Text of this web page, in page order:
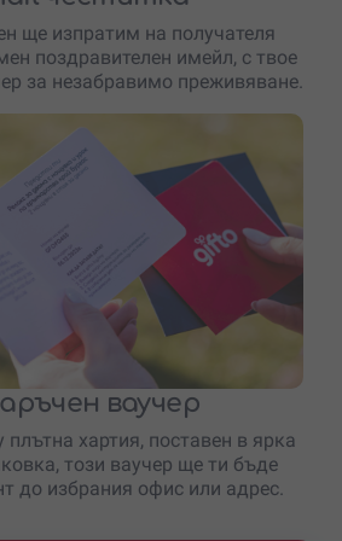
ще изпратим на получателя
поздравителен имейл, с твое
за незабравимо преживяване.
ваучер
хартия, поставен в ярка
този ваучер ще ти бъде
до избрания офис или адрес.